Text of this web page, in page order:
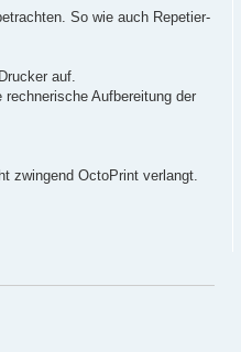
So wie auch Repetier-
auf.
Aufbereitung der
zwingend OctoPrint verlangt.